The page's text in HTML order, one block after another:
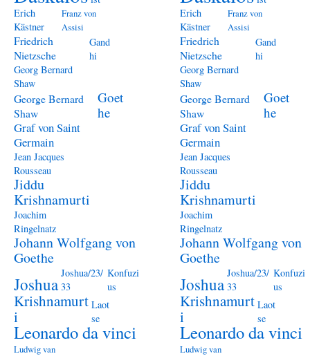
Erich
Kästner
Franz von
Assisi
Friedrich
Nietzsche
Gand
hi
Georg Bernard
Shaw
George Bernard
Shaw
Goet
he
Graf von Saint
Germain
Jean Jacques
Rousseau
Jiddu
Krishnamurti
Joachim
Ringelnatz
Johann Wolfgang von
Goethe
Joshua
Joshua/23/
33
Konfuzi
us
Krishnamurt
i
Laot
se
Leonardo da vinci
Ludwig van
Erich
Kästner
Franz von
Assisi
Friedrich
Nietzsche
Gand
hi
Georg Bernard
Shaw
George Bernard
Shaw
Goet
he
Graf von Saint
Germain
Jean Jacques
Rousseau
Jiddu
Krishnamurti
Joachim
Ringelnatz
Johann Wolfgang von
Goethe
Joshua
Joshua/23/
33
Konfuzi
us
Krishnamurt
i
Laot
se
Leonardo da vinci
Ludwig van